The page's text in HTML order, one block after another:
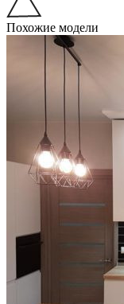
Похожие модели